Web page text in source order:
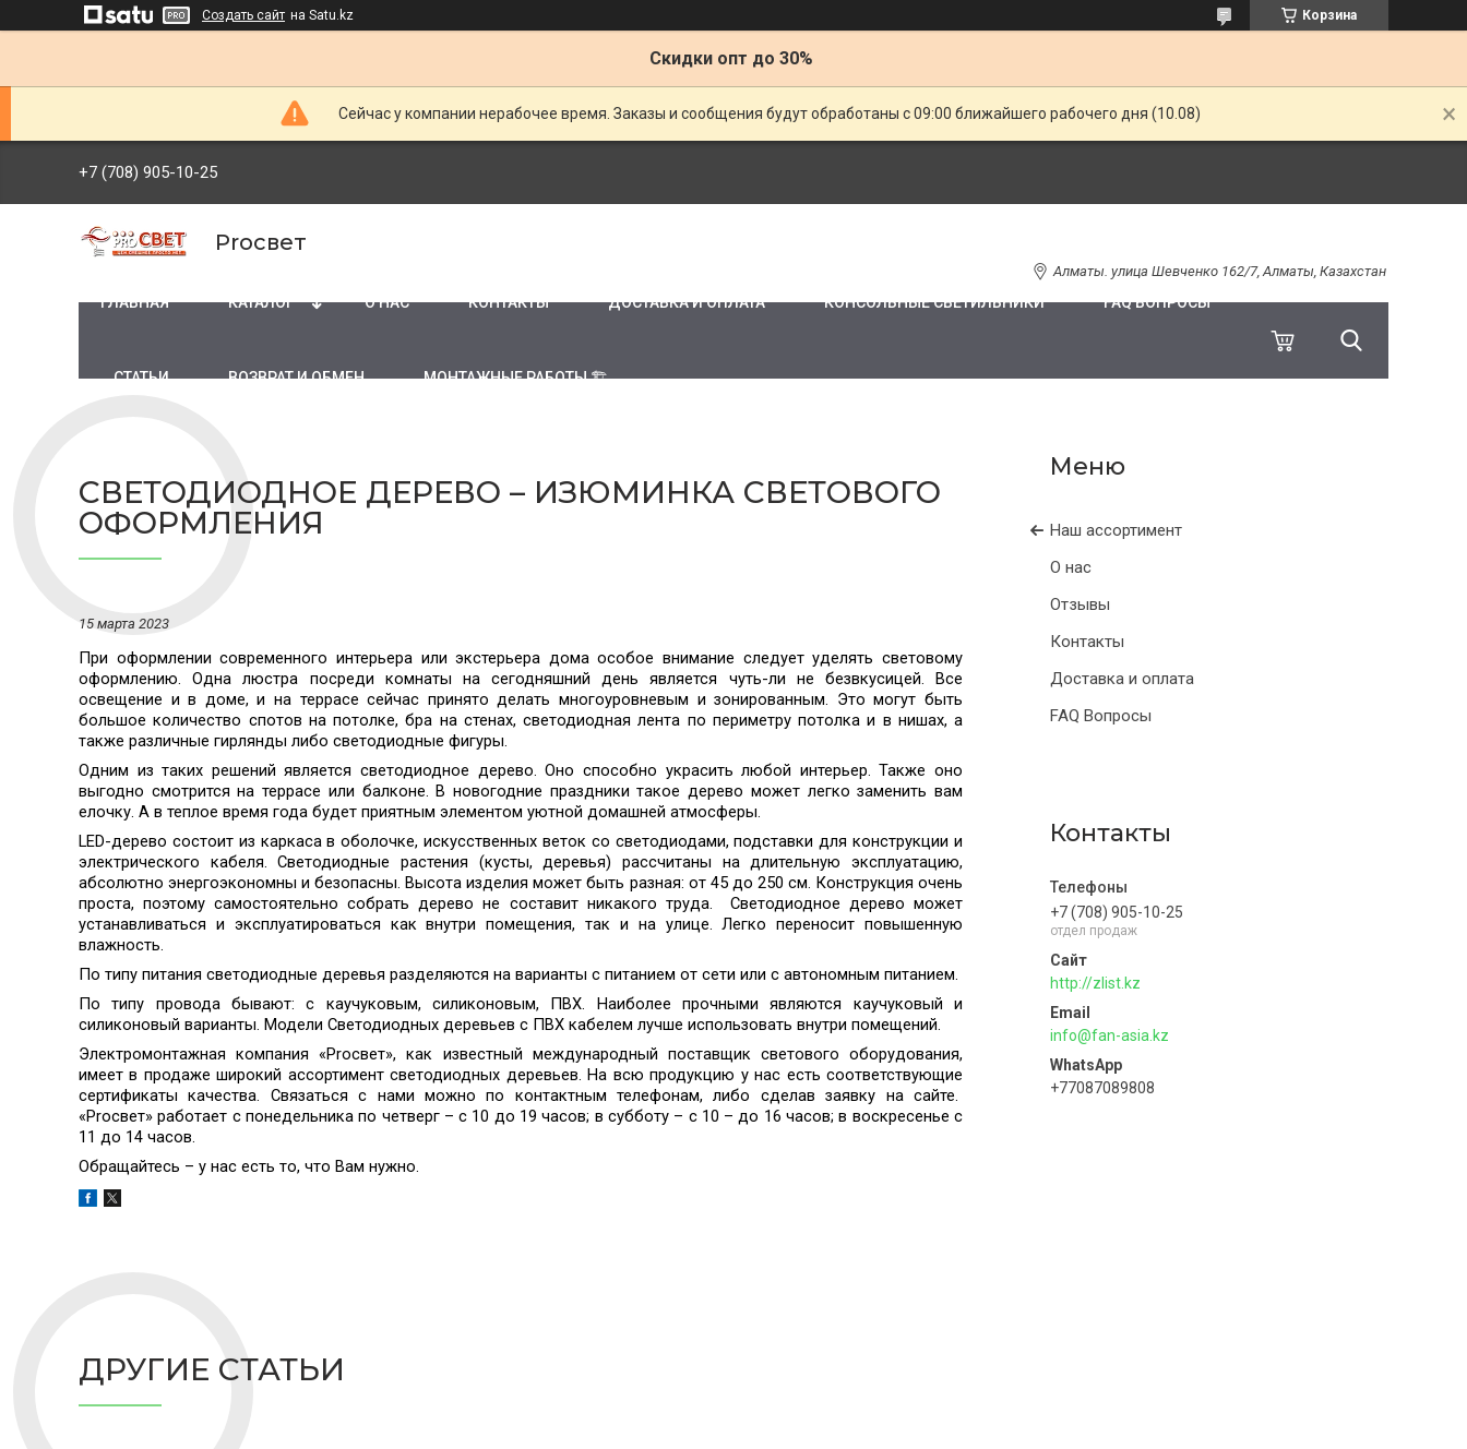
Создать сайт на Satu.kz Корзина
Скидки опт до 30%
Сейчас у компании нерабочее время. Заказы и сообщения будут обработаны с 09:00 ближайшего рабочего дня (10.08)
+7 (708) 905-10-25
Proсвет
Алматы. улица Шевченко 162/7, Алматы, Казахстан
ГЛАВНАЯ КАТАЛОГ О НАС КОНТАКТЫ ДОСТАВКА И ОПЛАТА КОНСОЛЬНЫЕ СВЕТИЛЬНИКИ FAQ ВОПРОСЫ
СТАТЬИ ВОЗВРАТ И ОБМЕН МОНТАЖНЫЕ РАБОТЫ 🏗
Наш ассортимент
О нас
Отзывы
Контакты
Доставка и оплата
FAQ Вопросы
Контакты
+7 (708) 905-10-25
отдел продаж
http://zlist.kz
info@fan-asia.kz
+77087089808
СВЕТОДИОДНОЕ ДЕРЕВО – ИЗЮМИНКА СВЕТОВОГО
ОФОРМЛЕНИЯ
15 марта 2023
При оформлении современного интерьера или экстерьера дома особое внимание следует уделять световому
оформлению. Одна люстра посреди комнаты на сегодняшний день является чуть-ли не безвкусицей. Все
освещение и в доме, и на террасе сейчас принято делать многоуровневым и зонированным. Это могут быть
большое количество спотов на потолке, бра на стенах, светодиодная лента по периметру потолка и в нишах, а
также различные гирлянды либо светодиодные фигуры.
Одним из таких решений являетсясветодиодное дерево. Оно способно украсить любой интерьер. Также оно
выгодно смотрится на террасе или балконе. В новогодние праздники такое дерево может легко заменить вам
елочку. А в теплое время года будет приятным элементом уютной домашней атмосферы.
LED-дерево состоит из каркаса в оболочке, искусственных веток со светодиодами, подставки для конструкции и
электрического кабеля. Светодиодные растения (кусты, деревья) рассчитаны на длительную эксплуатацию,
абсолютно энергоэкономны и безопасны. Высота изделия может быть разная: от 45 до 250 см. Конструкция очень
проста, поэтому самостоятельно собрать дерево не составит никакого труда. Светодиодное дерево может
устанавливаться и эксплуатироваться как внутри помещения, так и на улице. Легко переносит повышенную
влажность.
По типу питания светодиодные деревья разделяются на варианты с питанием от сети или с автономным питанием.
По типу провода бывают: с каучуковым, силиконовым, ПВХ. Наиболее прочными являются каучуковый и
силиконовый варианты. Модели Светодиодных деревьев с ПВХ кабелем лучше использовать внутри помещений.
Электромонтажная компания «Proсвет», как известный международный поставщик светового оборудования,
имеет в продаже широкий ассортимент светодиодных деревьев. На всю продукцию у нас есть соответствующие
сертификаты качества. Связаться с нами можно по контактным телефонам, либо сделав заявку на сайте.
«Proсвет» работает с понедельника по четверг – с 10 до 19 часов; в субботу – с 10 – до 16 часов; в воскресенье с
11 до 14 часов.
Обращайтесь – у нас есть то, что Вам нужно.
ДРУГИЕ СТАТЬИ